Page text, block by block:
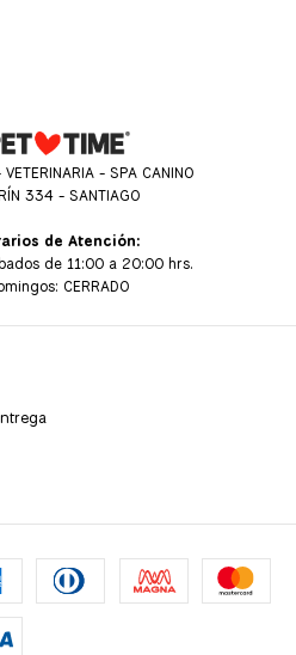
- SPA CANINO
334 - SANTIAGO
de Atención:
de 11:00 a 20:00 hrs.
CERRADO